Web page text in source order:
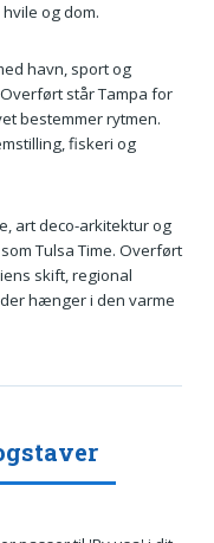
og dom.
havn, sport og
står Tampa for
bestemmer rytmen.
fiskeri og
art deco-arkitektur og
Tulsa Time. Overført
skift, regional
hænger i den varme